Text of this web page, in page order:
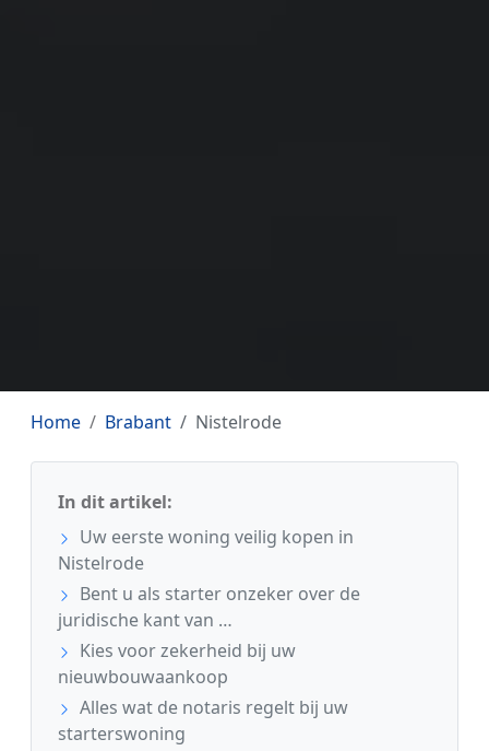
Home Brabant Nistelrode
In dit artikel:
Uw eerste woning veilig kopen in
Nistelrode
Bent u als starter onzeker over de
juridische kant van …
Kies voor zekerheid bij uw
nieuwbouwaankoop
Alles wat de notaris regelt bij uw
starterswoning